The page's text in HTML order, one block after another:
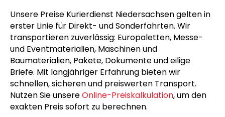
Unsere Preise Kurierdienst Niedersachsen gelten in
erster Linie für Direkt- und Sonderfahrten. Wir
transportieren zuverlässig: Europaletten, Messe-
und Eventmaterialien, Maschinen und
Baumaterialien, Pakete, Dokumente und eilige
Briefe. Mit langjähriger Erfahrung bieten wir
schnellen, sicheren und preiswerten Transport.
Nutzen Sie unsereOnline-Preiskalkulation, um den
exakten Preis sofort zu berechnen.